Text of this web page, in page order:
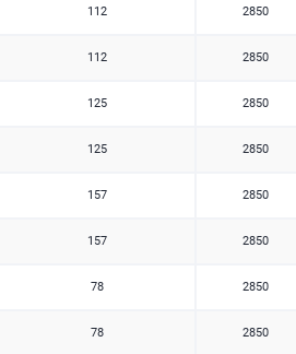
112 2850
112 2850
125 2850
125 2850
157 2850
157 2850
78 2850
78 2850